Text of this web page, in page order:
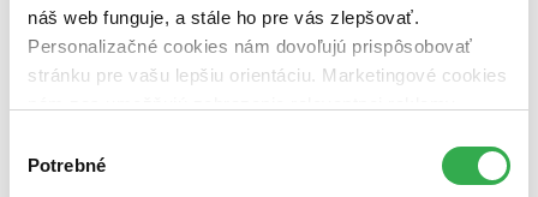
náš web funguje, a stále ho pre vás zlepšovať.
Personalizačné cookies nám dovoľujú prispôsobovať
stránku pre vašu lepšiu orientáciu. Marketingové cookies
nám pomohlo, keby sme mohli používať všetky tieto
súhlasu
Potrebné
Väzba
brožovaná väzba (1 titul) brožovaná väzba1